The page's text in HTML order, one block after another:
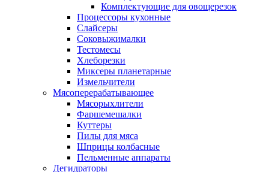
Комплектующие для овощерезок
Процессоры кухонные
Слайсеры
Соковыжималки
Тестомесы
Хлеборезки
Миксеры планетарные
Измельчители
Мясоперерабатывающее
Мясорыхлители
Фаршемешалки
Куттеры
Пилы для мяса
Шприцы колбасные
Пельменные аппараты
Дегидраторы